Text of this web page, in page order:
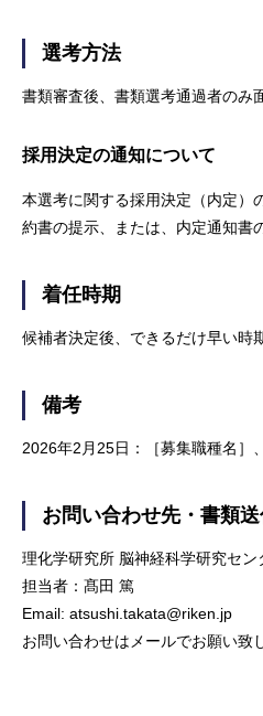
選考方法
書類審査後、書類選考通過者のみ
採用決定の通知について
本選考に関する採用決定（内定）
約書の提示、または、内定通知書
着任時期
候補者決定後、できるだけ早い時
備考
2026年2月25日：［募集職種名］
お問い合わせ先・書類
理化学研究所 脳神経科学研究セ
担当者：髙田 篤
Email: atsushi.takata@riken.jp
お問い合わせはメールでお願い致